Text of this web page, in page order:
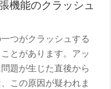
機能のクラッシュ
つがクラッシュする
とがあります。アッ
題が生じた直後から
この原因が疑われま